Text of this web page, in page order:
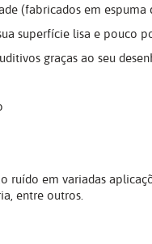
(fabricados em espuma
superfície lisa e pouco
graças ao seu
ruído em variadas
entre outros.